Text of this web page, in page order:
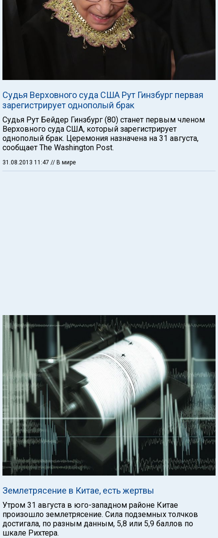
Судья Верховного суда США Рут Гинзбург первая
зарегистрирует однополый брак
Судья Рут Бейдер Гинзбург (80) станет первым членом
Верховного суда США, который зарегистрирует
однополый брак. Церемония назначена на 31 августа,
сообщает The Washington Post.
31.08.2013 11:47 // В мире
Землетрясение в Китае, есть жертвы
Утром 31 августа в юго-западном районе Китае
произошло землетрясение. Сила подземных толчков
достигала, по разным данным, 5,8 или 5,9 баллов по
шкале Рихтера.